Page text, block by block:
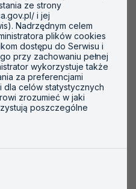
danych do IAF
przejścia na
prawem jako część
w odniesieniu do ISO
dotyczące stosowania
IEC 17021-1 w
wg normy EN ISO 3834
ze strony
i jej
Nadrzędnym celem
plików cookies
dostępu do Serwisu i
przy zachowaniu pełnej
wykorzystuje także
za preferencjami
dla celów statystycznych
zrozumieć w jaki
poszczególne